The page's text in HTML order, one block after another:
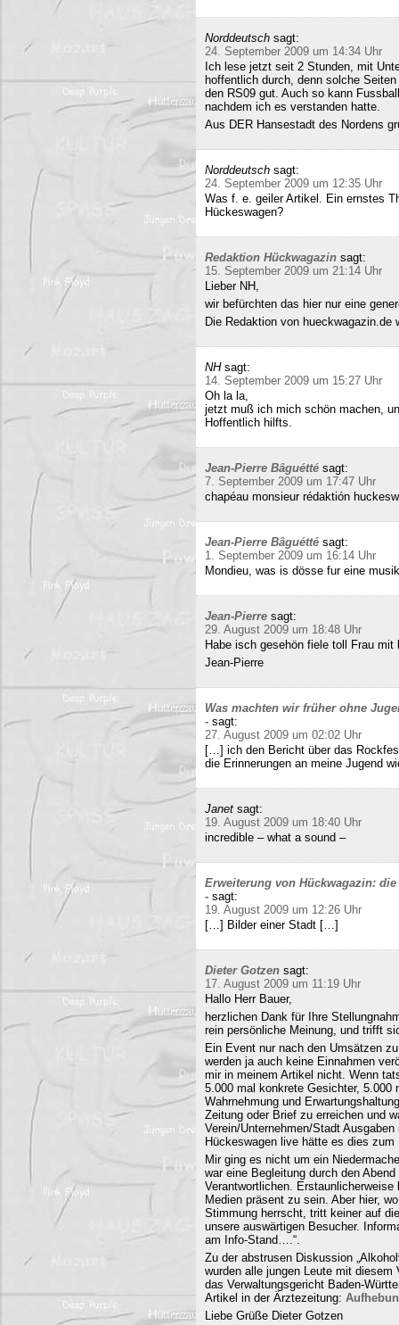
Norddeutsch sagt:
24. September 2009 um 14:34 Uhr
Ich lese jetzt seit 2 Stunden, mit
hoffentlich durch, denn solche
den RS09 gut. Auch so kann
nachdem ich es verstanden hatte.
Aus DER Hansestadt des Nordens
Norddeutsch sagt:
24. September 2009 um 12:35 Uhr
Was f. e. geiler Artikel. Ein ernstes
Hückeswagen?
Redaktion Hückwagazin sagt:
15. September 2009 um 21:14 Uhr
Lieber NH,
wir befürchten das hier nur eine
Die Redaktion von
NH sagt:
14. September 2009 um 15:27 Uhr
Oh la la,
jetzt muß ich mich schön machen,
Hoffentlich hilfts.
Jean-Pierre Bâguétté sagt:
7. September 2009 um 17:47 Uhr
chapéau monsieur rédaktión
Jean-Pierre Bâguétté sagt:
1. September 2009 um 16:14 Uhr
Mondieu, was is dösse fur eine
Jean-Pierre sagt:
29. August 2009 um 18:48 Uhr
Habe isch gesehön fiele toll Frau
Jean-Pierre
Was machten wir früher ohne
- sagt:
27. August 2009 um 02:02 Uhr
[…] ich den Bericht über das
die Erinnerungen an meine Jugend
Janet sagt:
19. August 2009 um 18:40 Uhr
incredible – what a sound –
Erweiterung von Hückwagazin:
- sagt:
19. August 2009 um 12:26 Uhr
[…] Bilder einer Stadt […]
Dieter Gotzen sagt:
17. August 2009 um 11:19 Uhr
Hallo Herr Bauer,
herzlichen Dank für Ihre
rein persönliche Meinung, und trifft
Ein Event nur nach den Umsätzen
werden ja auch keine Einnahmen
mir in meinem Artikel nicht. Wenn
5.000 mal konkrete Gesichter, 5.000
Wahrnehmung und
Zeitung oder Brief zu erreichen und
Verein/Unternehmen/Stadt
Hückeswagen live hätte es dies zum
Mir ging es nicht um ein
war eine Begleitung durch den
Verantwortlichen.
Medien präsent zu sein. Aber hier,
Stimmung herrscht, tritt keiner auf
unsere auswärtigen Besucher.
am Info-Stand….“.
Zu der abstrusen Diskussion
wurden alle jungen Leute mit
das Verwaltungsgericht Baden-
Artikel in der Ärztezeitung:
Liebe Grüße Dieter Gotzen